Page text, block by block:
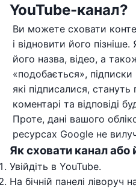
YouTube-канал?
Ви можете сховати
і відновити його
його назва, відео, а
«подобається», підписки
які підписалися,
коментарі та відповіді
Проте, дані вашого
ресурсах Google не
Як сховати канал або
Увійдіть в YouTube.
На бічній панелі ліворуч